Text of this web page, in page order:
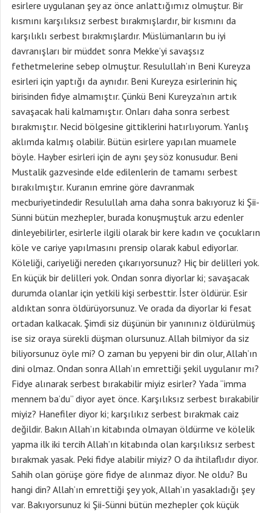
esirlere uygulanan şey az önce anlattığımız olmuştur. Bir
kısmını karşılıksız serbest bırakmışlardır, bir kısmını da
karşılıklı serbest bırakmışlardır. Müslümanların bu iyi
davranışları bir müddet sonra Mekke’yi savaşsız
fethetmelerine sebep olmuştur. Resulullah’ın Beni Kureyza
esirleri için yaptığı da aynıdır. Beni Kureyza esirlerinin hiç
birisinden fidye almamıştır. Çünkü Beni Kureyza’nın artık
savaşacak hali kalmamıştır. Onları daha sonra serbest
bırakmıştır. Necid bölgesine gittiklerini hatırlıyorum. Yanlış
aklımda kalmış olabilir. Bütün esirlere yapılan muamele
böyle. Hayber esirleri için de aynı şey söz konusudur. Beni
Mustalik gazvesinde elde edilenlerin de tamamı serbest
bırakılmıştır. Kuranın emrine göre davranmak
mecburiyetindedir Resulullah ama daha sonra bakıyoruz ki Şii-
Sünni bütün mezhepler, burada konuşmuştuk arzu edenler
dinleyebilirler, esirlerle ilgili olarak bir kere kadın ve çocukların
köle ve cariye yapılmasını prensip olarak kabul ediyorlar.
Köleliği, cariyeliği nereden çıkarıyorsunuz? Hiç bir delilleri yok.
En küçük bir delilleri yok. Ondan sonra diyorlar ki; savaşacak
durumda olanlar için yetkili kişi serbesttir. İster öldürür. Esir
aldıktan sonra öldürüyorsunuz. Ve orada da diyorlar ki fesat
ortadan kalkacak. Şimdi siz düşünün bir yanınınız öldürülmüş
ise siz oraya sürekli düşman olursunuz. Allah bilmiyor da siz
biliyorsunuz öyle mi? O zaman bu yepyeni bir din olur, Allah’ın
dini olmaz. Ondan sonra Allah’ın emrettiği şekil uygulanır mı?
Fidye alınarak serbest bırakabilir miyiz esirler? Yada “imma
mennem ba’du” diyor ayet önce. Karşılıksız serbest bırakabilir
miyiz? Hanefiler diyor ki; karşılıkız serbest bırakmak caiz
değildir. Bakın Allah’ın kitabında olmayan öldürme ve kölelik
yapma ilk iki tercih Allah’ın kitabında olan karşılıksız serbest
bırakmak yasak. Peki fidye alabilir miyiz? O da ihtilaflıdır diyor.
Sahih olan görüşe göre fidye de alınmaz diyor. Ne oldu? Bu
hangi din? Allah’ın emrettiği şey yok, Allah’ın yasakladığı şey
var. Bakıyorsunuz ki Şii-Sünni bütün mezhepler çok küçük